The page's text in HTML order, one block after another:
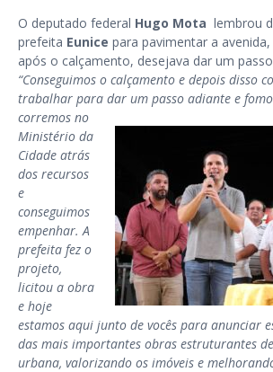
O deputado federal Hugo Mota lembrou
prefeita Eunice para pavimentar a
após o calçamento, desejava dar um
“Conseguimos o calçamento e depois disso
trabalhar para dar um passo adiante e
corremos no
Ministério da
Cidade atrás
dos recursos
e
conseguimos
empenhar. A
prefeita fez o
projeto,
licitou a obra
e hoje
estamos aqui junto de vocês para anunciar
das mais importantes obras estruturantes
urbana, valorizando os imóveis e